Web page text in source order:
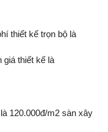
thiết kế trọn bộ là
giá thiết kế là
120.000đ/m2 sàn xây